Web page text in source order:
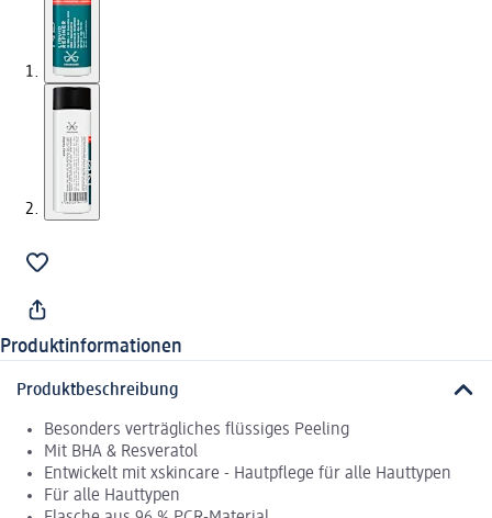
Produktinformationen
Produktbeschreibung
Besonders verträgliches flüssiges Peeling
Mit BHA & Resveratol
Entwickelt mit xskincare - Hautpflege für alle Hauttypen
Für alle Hauttypen